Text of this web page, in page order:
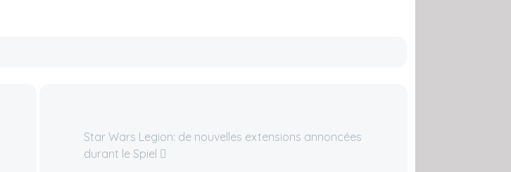
Star Wars Legion: de nouvelles extensions annoncées
durant le Spiel